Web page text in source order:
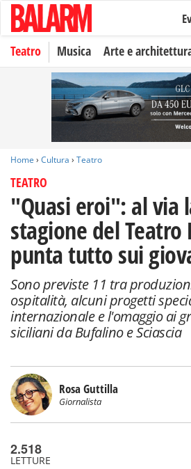
Teatro Musica Arte e
Home › Cultura › Teatro
TEATRO
"Quasi eroi": al via
stagione del Teatro
punta tutto sui
Sono previste 11 tra
ospitalità, alcuni progetti
internazionale e l'omaggio ai
siciliani da Bufalino e Sciascia
Rosa Guttilla
Giornalista
2.518
LETTURE